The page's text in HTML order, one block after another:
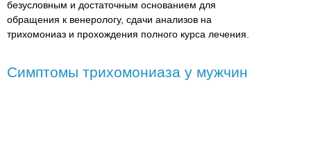
безусловным и достаточным основанием для
обращения к венерологу, сдачи анализов на
трихомониаз и прохождения полного курса лечения.
Симптомы трихомониаза у мужчин